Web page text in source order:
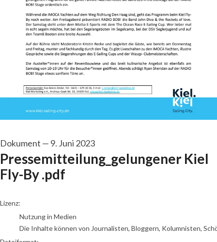
Dokument — 9. Juni 2023
Pressemitteilung_gelungener Kiel
Fly-By .pdf
go to media item
Lizenz:
Nutzung in Medien
Die Inhalte können von Journalisten, Bloggern, Kolumnisten,